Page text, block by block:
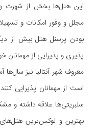
این هتل‌ها بخش از شهرت و
مجلل و وفور امکانات و
بودن پرسنل هتل بیش از
پذیری و پذیرایی از
معروف شهر آنتالیا نیز
است از مهمانان پذیرایی
سلبریتی‌ها علاقه داشته و
بهترین و لوکس‌ترین